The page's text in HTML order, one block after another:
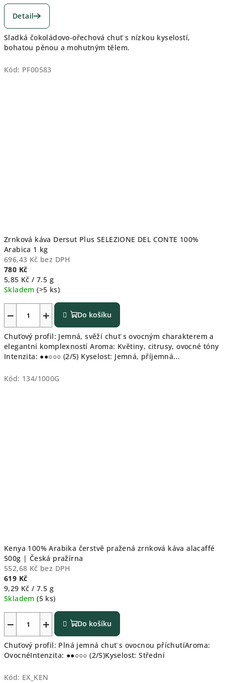
Detail
Sladká čokoládovo-ořechová chuť s nízkou kyselostí,
bohatou pěnou a mohutným tělem.
Kód: PF00583
Zrnková káva Dersut Plus SELEZIONE DEL CONTE 100%
Arabica 1 kg
696,43 Kč bez DPH
780 Kč
Měrná
cena:
5,85 Kč / 7.5 g
Skladem(>5 ks)
+
− Do košíku
Chuťový profil: Jemná, svěží chuť s ovocným charakterem a
elegantní komplexností Aroma: Květiny, citrusy, ovocné tóny
Intenzita: ●●○○○ (2/5) Kyselost: Jemná, příjemná...
Kód: 134/1000G
Kenya 100% Arabika čerstvě pražená zrnková káva alacaffé
500g | Česká pražírna
552,68 Kč bez DPH
619 Kč
Měrná
cena:
9,29 Kč / 7.5 g
Skladem(5 ks)
+
− Do košíku
Chuťový profil: Plná jemná chuť s ovocnou příchutíAroma:
OvocnéIntenzita: ●●○○○ (2/5)Kyselost: Střední
Kód: EX_KEN